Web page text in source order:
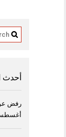
أحدث
رفض
أغسطس 6,